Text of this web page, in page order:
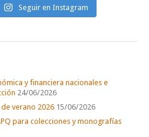
Seguir en Instagram
y financiera nacionales e
24/06/2026
verano 2026 15/06/2026
para colecciones y monografías